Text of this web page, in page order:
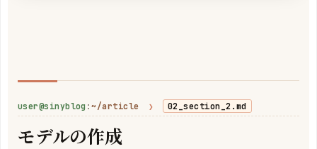
user@sinyblog :~/article ❯ 02_section_2.md
モデルの作成